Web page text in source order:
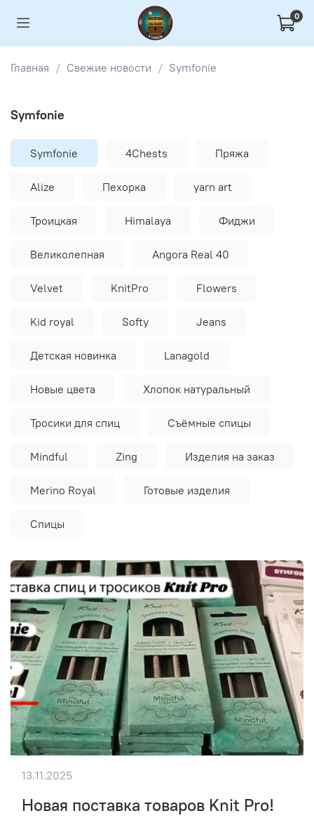
0
Главная Свежие новости Symfonie
Symfonie
Symfonie 4Chests Пряжа
Alize Пехорка yarn art
Троицкая Himalaya Фиджи
Великолепная Angora Real 40
Velvet KnitPro Flowers
Kid royal Softy Jeans
Детская новинка Lanagold
Новые цвета Хлопок натуральный
Тросики для спиц Съёмные спицы
Mindful Zing Изделия на заказ
Merino Royal Готовые изделия
Спицы
Новая поставка товаров Knit Pro!
13.11.2025